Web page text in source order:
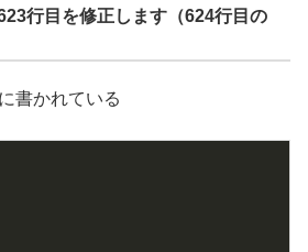
行目を修正します（624行目の
書かれている